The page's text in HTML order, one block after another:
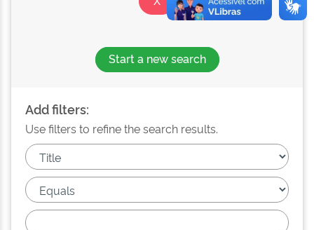
Start a new search
Add filters:
Use filters to refine the search results.